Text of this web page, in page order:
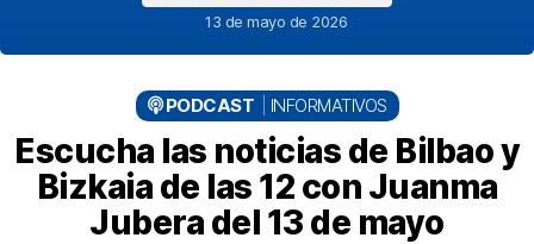
13 de mayo de 2026
PODCAST INFORMATIVOS
Escucha las noticias de Bilbao y
Bizkaia de las 12 con Juanma
Jubera del 13 de mayo